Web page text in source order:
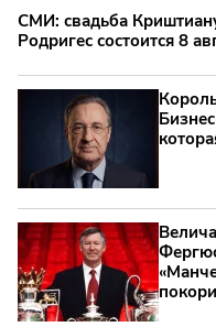
СМИ: свадьба
Родригес состоится 8